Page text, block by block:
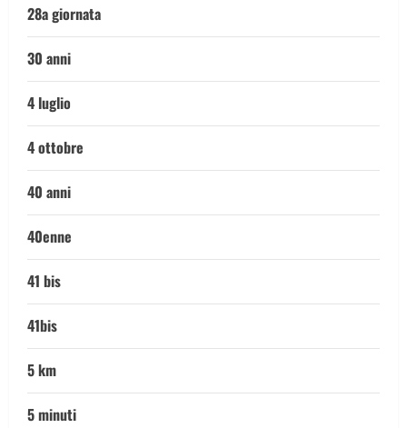
28a giornata
30 anni
4 luglio
4 ottobre
40 anni
40enne
41 bis
41bis
5 km
5 minuti